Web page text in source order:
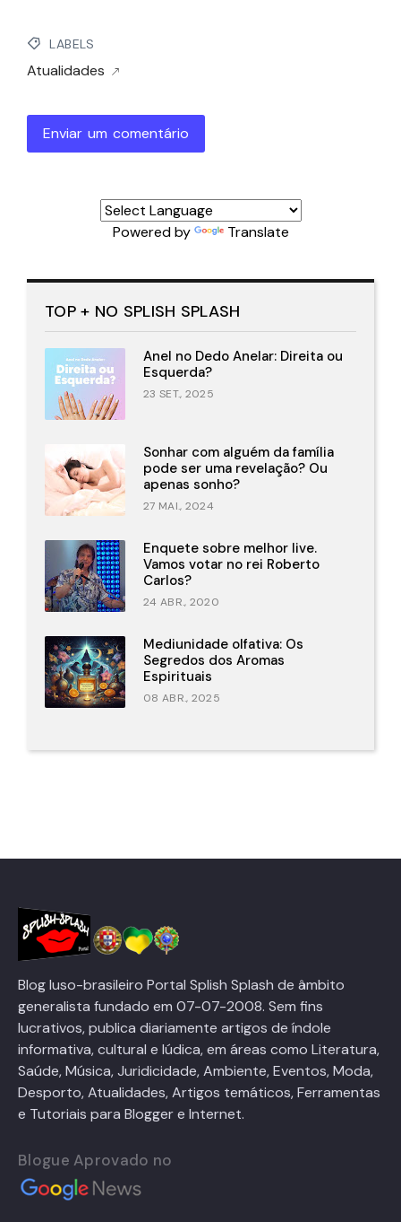
LABELS
Atualidades
Enviar um comentário
Powered by Translate
TOP + NO SPLISH SPLASH
Anel no Dedo Anelar: Direita ou
Esquerda?
23 SET., 2025
Sonhar com alguém da família
pode ser uma revelação? Ou
apenas sonho?
27 MAI., 2024
Enquete sobre melhor live.
Vamos votar no rei Roberto
Carlos?
24 ABR., 2020
Mediunidade olfativa: Os
Segredos dos Aromas
Espirituais
08 ABR., 2025
Blog luso-brasileiro Portal Splish Splash de âmbito
generalista fundado em 07-07-2008. Sem fins
lucrativos, publica diariamente artigos de índole
informativa, cultural e lúdica, em áreas como Literatura,
Saúde, Música, Juridicidade, Ambiente, Eventos, Moda,
Desporto, Atualidades, Artigos temáticos, Ferramentas
e Tutoriais para Blogger e Internet.
Blogue Aprovado no